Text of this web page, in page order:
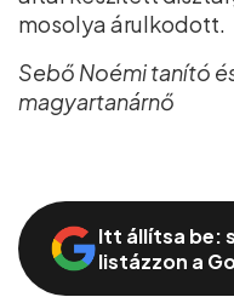
mosolya árulkodott.
Sebő Noémi tanító
magyartanárnő
Itt állítsa be:
listázzon a